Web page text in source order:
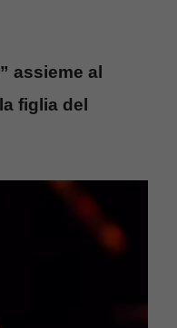
assieme al
figlia del